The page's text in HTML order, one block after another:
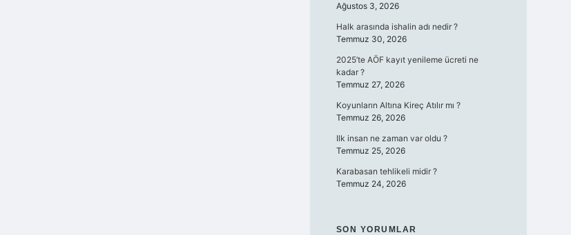
Ağustos 3, 2026
Halk arasında ishalin adı nedir ?
Temmuz 30, 2026
2025’te AÖF kayıt yenileme ücreti ne
kadar ?
Temmuz 27, 2026
Koyunların Altına Kireç Atılır mı ?
Temmuz 26, 2026
Ilk insan ne zaman var oldu ?
Temmuz 25, 2026
Karabasan tehlikeli midir ?
Temmuz 24, 2026
SON YORUMLAR